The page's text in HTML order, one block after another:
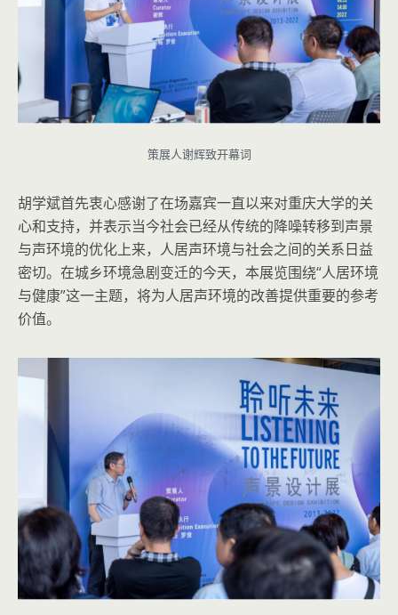
策展人谢辉致开幕词
胡学斌首先衷心感谢了在场嘉宾一直以来对重庆大学的关
心和支持，并表示当今社会已经从传统的降噪转移到声景
与声环境的优化上来，人居声环境与社会之间的关系日益
密切。在城乡环境急剧变迁的今天，本展览围绕“人居环境
与健康”这一主题，将为人居声环境的改善提供重要的参考
价值。